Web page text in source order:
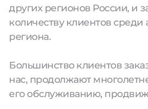
других регионов России, и
количеству клиентов среди
региона.
Большинство клиентов
нас, продолжают
его обслуживанию,